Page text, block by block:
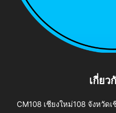
เกี่ยว
CM108 เชียงใหม่108 จังหวัด